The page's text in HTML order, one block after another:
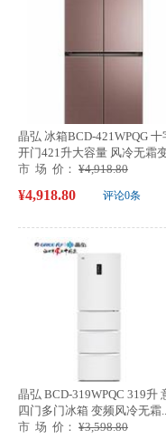
晶弘 冰箱BCD-421WPQG 十
开门421升大容量 风冷无霜
市 场 价： ¥4,918.80
评论0条
¥4,918.80
晶弘 BCD-319WPQC 319升
四门多门冰箱 变频风冷无霜
市 场 价： ¥3,598.80